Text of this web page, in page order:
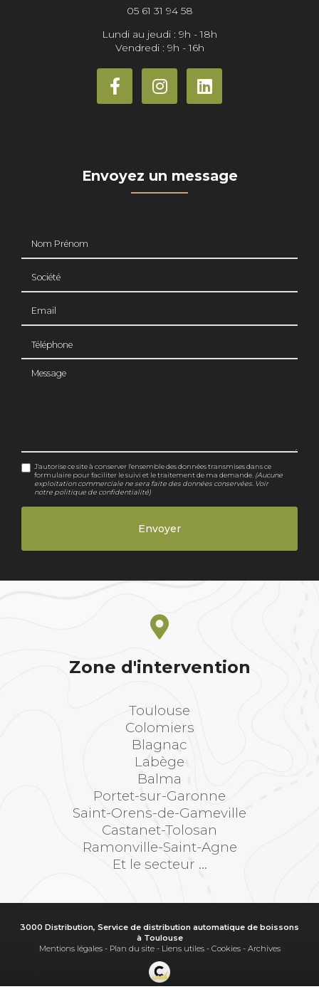
05 61 31 94 58
Lundi au jeudi : 9h - 18h
Vendredi : 9h - 16h
Envoyez un message
Message
J'autorise ce site à conserver l'ensemble des données transmises dans ce
formulaire pour faciliter le suivi et le traitement de ma demande. (Aucune
exploitation commerciale ne sera faite des données conservées. Voir
notre politique de confidentialité)
Zone d'intervention
Toulouse
Colomiers
Blagnac
Labège
Balma
Portet-sur-Garonne
Saint-Orens-de-Gameville
Castanet-Tolosan
Ramonville-Saint-Agne
Et le secteur ...
3000 Distribution, Service de distribution automatique de boissons
à Toulouse
Mentions légales- Plan du site- Liens utiles- Cookies- Archives